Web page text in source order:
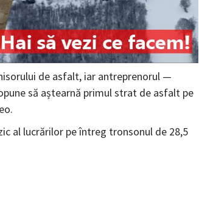
de asfalt, iar antreprenorul —
să aștearnă primul strat de asfalt pe
al lucrărilor pe întreg tronsonul de 28,5